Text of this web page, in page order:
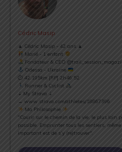
Cédric Masip
▲ Cédric Masip - 42 ans ▲
Marié - 1 enfant
Fondateur & CEO
Odessa - Ukraine
⏱ 42.195km [RP] 2h46’52
Runner & Cyclist
⇣ My Strava ⇣
→ www.strava.com/athletes/18867396
Ma Philosophie
"Courir sur le chemin de la vie, le plus loin
possible. Emprunter tous les sentiers,
important est de s’y (re)trouver".